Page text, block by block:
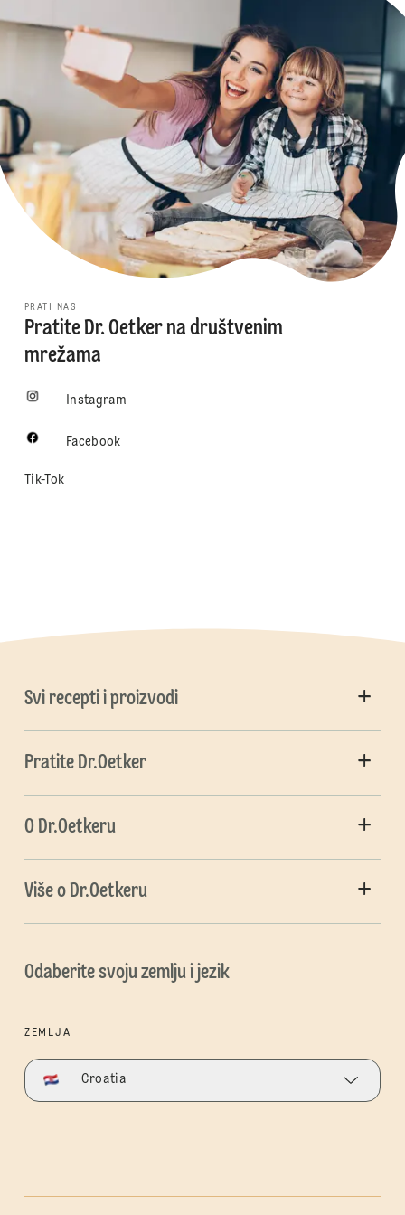
PRATI NAS
Pratite Dr. Oetker na društvenim
mrežama
Instagram
Facebook
Tik-Tok
Svi recepti i proizvodi
Pratite Dr.Oetker
O Dr.Oetkeru
Više o Dr.Oetkeru
Odaberite svoju zemlju i jezik
ZEMLJA
Croatia